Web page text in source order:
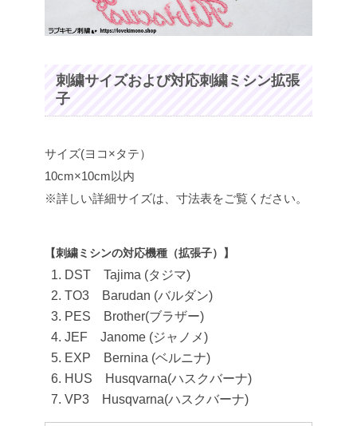
刺繍サイズおよび対応刺繍ミシン拡張
子
サイズ(ヨコ×タテ）
10cm×10cm以内
※詳しい詳細サイズは、寸法表をご覧ください。
【刺繍ミシンの対応機種（拡張子）】
DST Tajima (タジマ)
TO3 Barudan (バルダン)
PES Brother(ブラザー)
JEF Janome (ジャノメ)
EXP Bernina (ベルニナ)
HUS Husqvarna(ハスクバーナ)
VP3 Husqvarna(ハスクバーナ)